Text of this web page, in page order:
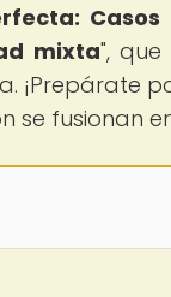
mixta",
¡Prepárate
se fusionan